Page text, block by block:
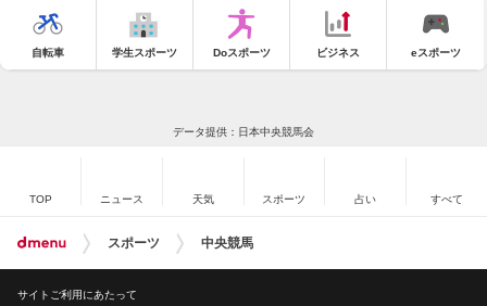
自転車 学生スポーツ Doスポーツ ビジネス eスポーツ
データ提供：日本中央競馬会
TOP ニュース 天気 スポーツ 占い すべて
スポーツ 中央競馬
サイトご利用にあたって